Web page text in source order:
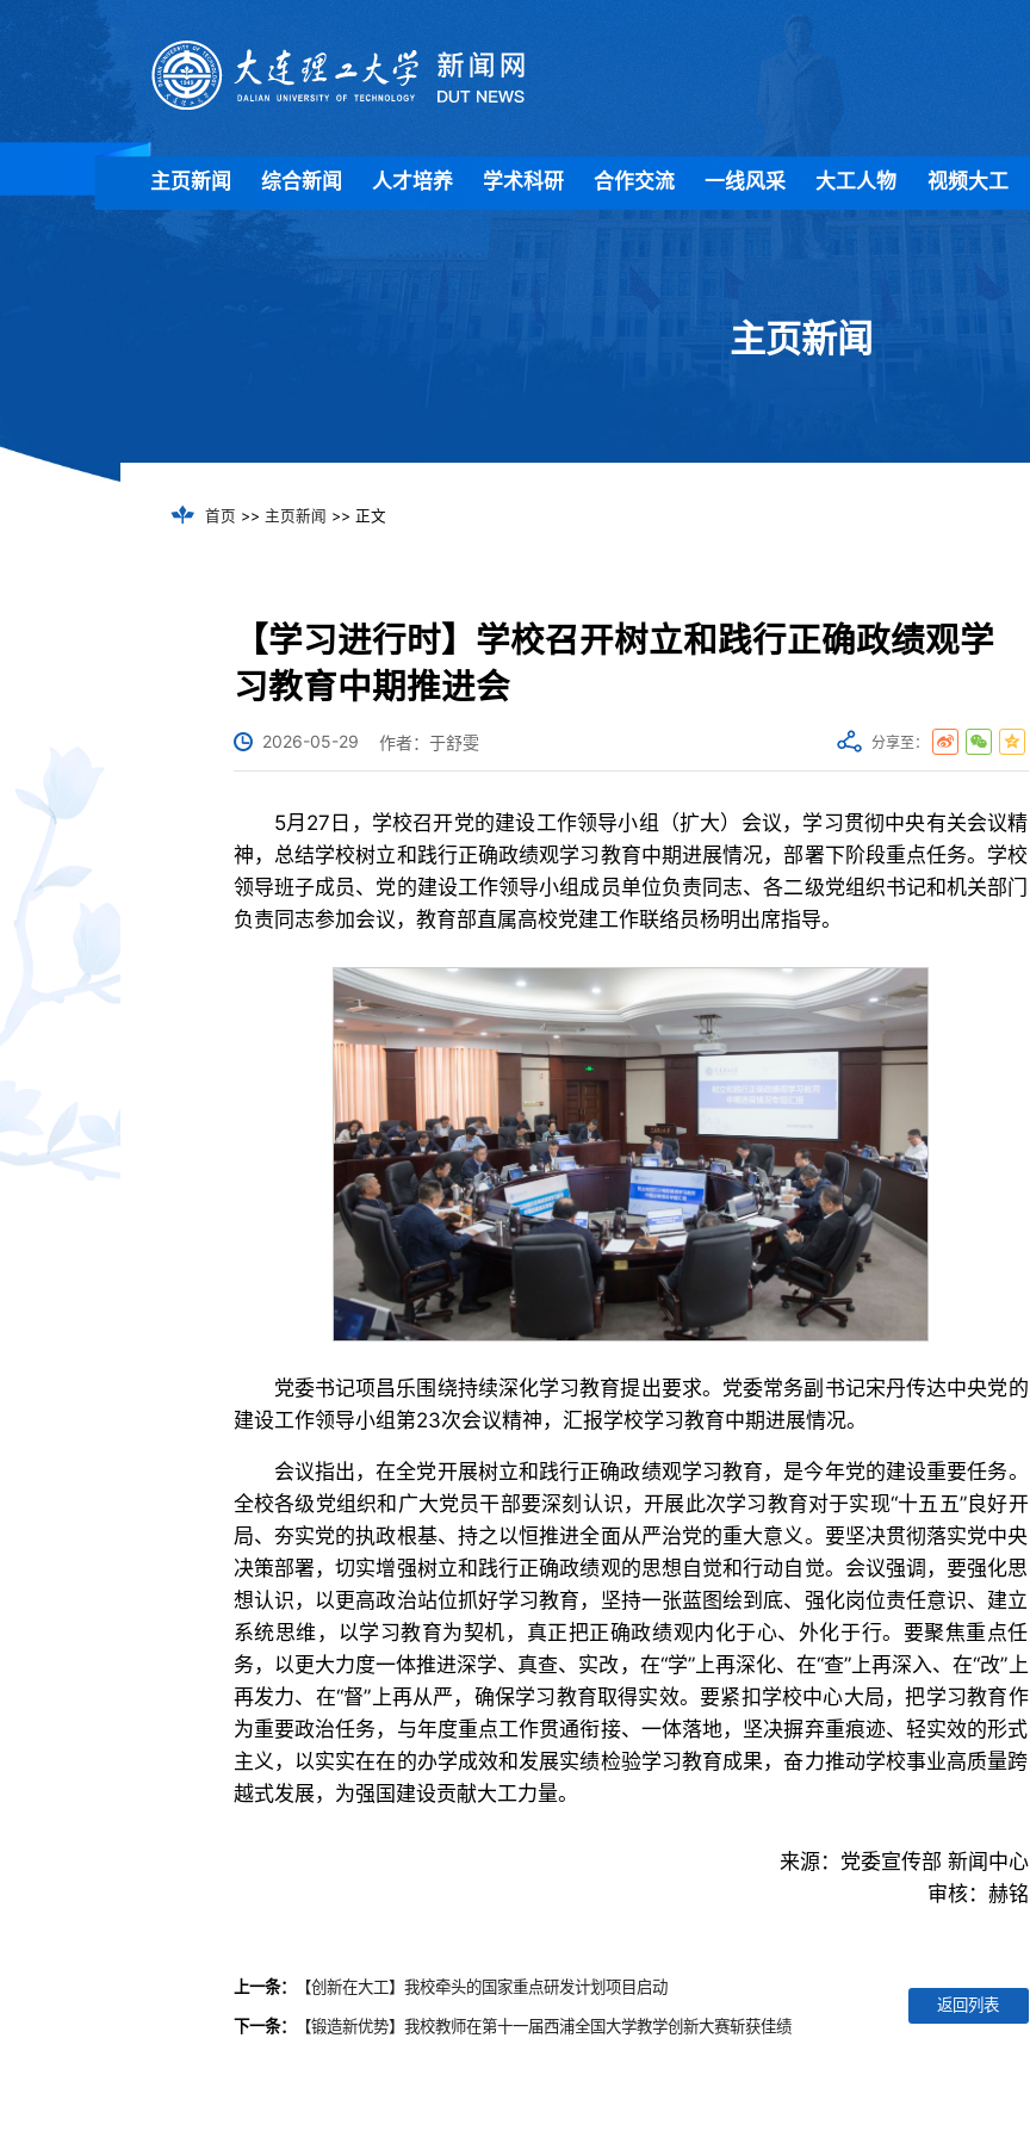
主页新闻 综合新闻 人才培养 学术科研 合作交流 一线风采 大工人物 视频大工
主页新闻
首页 >> 主页新闻 >> 正文
【学习进行时】学校召开树立和践行正确政绩观学
习教育中期推进会
2026-05-29 作者：于舒雯 分享至：
5月27日，学校召开党的建设工作领导小组（扩大）会议，学习贯彻中央有关会议精
神，总结学校树立和践行正确政绩观学习教育中期进展情况，部署下阶段重点任务。学校
领导班子成员、党的建设工作领导小组成员单位负责同志、各二级党组织书记和机关部门
负责同志参加会议，教育部直属高校党建工作联络员杨明出席指导。
党委书记项昌乐围绕持续深化学习教育提出要求。党委常务副书记宋丹传达中央党的
建设工作领导小组第23次会议精神，汇报学校学习教育中期进展情况。
会议指出，在全党开展树立和践行正确政绩观学习教育，是今年党的建设重要任务。
全校各级党组织和广大党员干部要深刻认识，开展此次学习教育对于实现“十五五”良好开
局、夯实党的执政根基、持之以恒推进全面从严治党的重大意义。要坚决贯彻落实党中央
决策部署，切实增强树立和践行正确政绩观的思想自觉和行动自觉。会议强调，要强化思
想认识，以更高政治站位抓好学习教育，坚持一张蓝图绘到底、强化岗位责任意识、建立
系统思维，以学习教育为契机，真正把正确政绩观内化于心、外化于行。要聚焦重点任
务，以更大力度一体推进深学、真查、实改，在“学”上再深化、在“查”上再深入、在“改”上
再发力、在“督”上再从严，确保学习教育取得实效。要紧扣学校中心大局，把学习教育作
为重要政治任务，与年度重点工作贯通衔接、一体落地，坚决摒弃重痕迹、轻实效的形式
主义，以实实在在的办学成效和发展实绩检验学习教育成果，奋力推动学校事业高质量跨
越式发展，为强国建设贡献大工力量。
来源：党委宣传部 新闻中心
审核：赫铭
上一条： 【创新在大工】我校牵头的国家重点研发计划项目启动
下一条： 【锻造新优势】我校教师在第十一届西浦全国大学教学创新大赛斩获佳绩
返回列表